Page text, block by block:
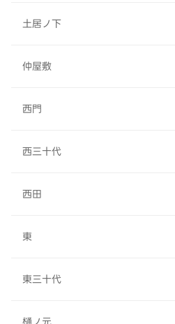
土居ノ下
仲屋敷
西門
西三十代
西田
東
東三十代